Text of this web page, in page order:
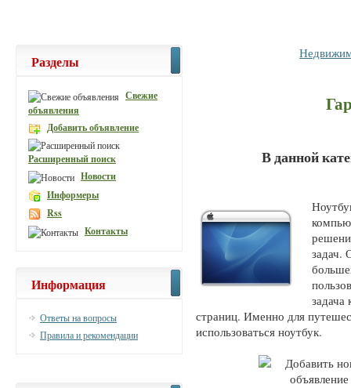
В данной
задач.
задача
страниц. Именно для
использоваться ноутбук.
Разделы
Свежие
объявления
Добавить объявление
Расширенный поиск
Новости
Информеры
Rss
Контакты
Информация
Ответы на вопросы
Правила и рекомендации